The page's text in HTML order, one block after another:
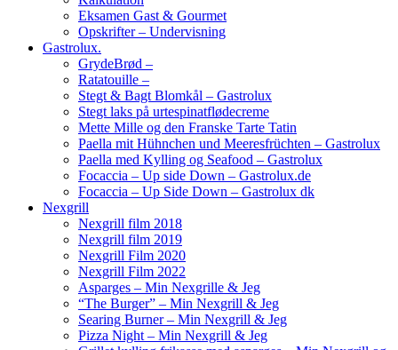
Eksamen Gast & Gourmet
Opskrifter – Undervisning
Gastrolux.
GrydeBrød –
Ratatouille –
Stegt & Bagt Blomkål – Gastrolux
Stegt laks på urtespinatflødecreme
Mette Mille og den Franske Tarte Tatin
Paella mit Hühnchen und Meeresfrüchten – Gastrolux
Paella med Kylling og Seafood – Gastrolux
Focaccia – Up side Down – Gastrolux.de
Focaccia – Up Side Down – Gastrolux dk
Nexgrill
Nexgrill film 2018
Nexgrill film 2019
Nexgrill Film 2020
Nexgrill Film 2022
Asparges – Min Nexgrille & Jeg
“The Burger” – Min Nexgrill & Jeg
Searing Burner – Min Nexgrill & Jeg
Pizza Night – Min Nexgrill & Jeg